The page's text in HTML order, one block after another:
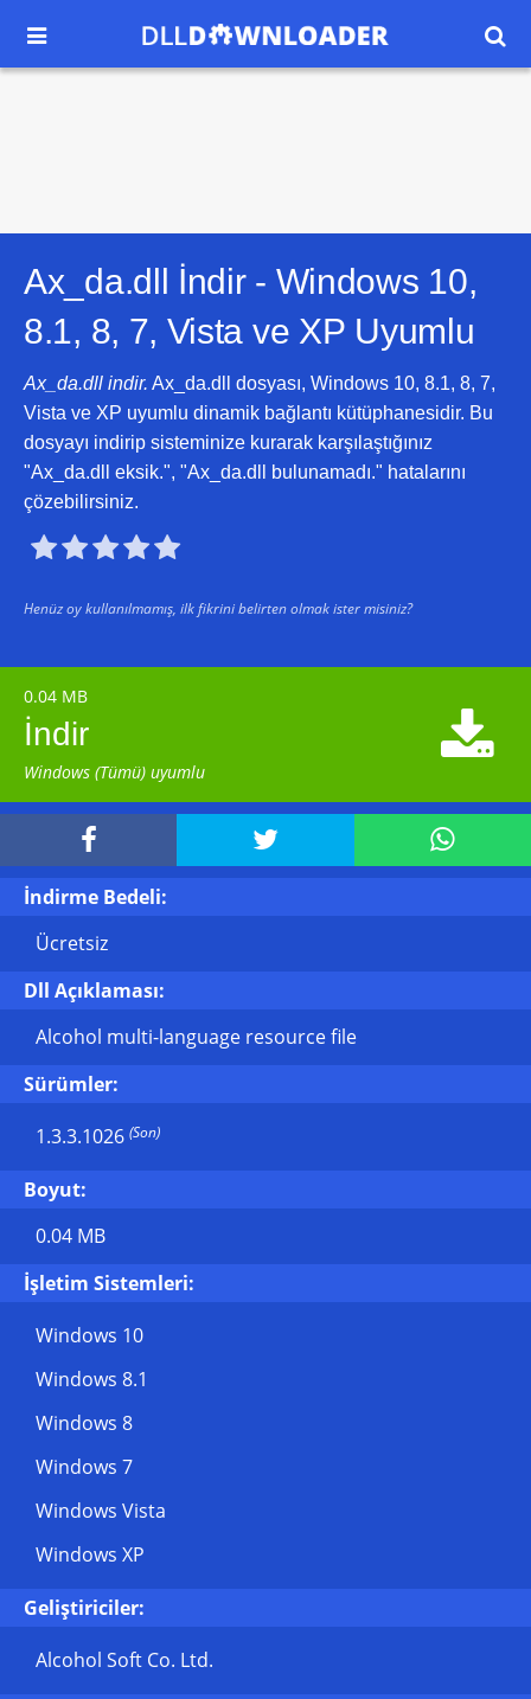
 
Ax_da.dll İndir - Windows 10,
8.1, 8, 7, Vista ve XP Uyumlu
Ax_da.dll indir. Ax_da.dll dosyası, Windows 10, 8.1, 8, 7,
Vista ve XP uyumlu dinamik bağlantı kütüphanesidir. Bu
dosyayı indirip sisteminize kurarak karşılaştığınız
"Ax_da.dll eksik.", "Ax_da.dll bulunamadı." hatalarını
çözebilirsiniz.

Henüz oy kullanılmamış, ilk fikrini belirten olmak ister misiniz?
0.04 MB
İndir
Windows (Tümü) uyumlu

  
İndirme Bedeli:
Ücretsiz
Dll Açıklaması:
Alcohol multi-language resource file
Sürümler:
1.3.3.1026 (Son)
Boyut:
0.04 MB
İşletim Sistemleri:
Windows 10
Windows 8.1
Windows 8
Windows 7
Windows Vista
Windows XP
Geliştiriciler:
Alcohol Soft Co. Ltd.